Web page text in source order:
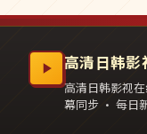
高清日韩影
高清日韩影视
幕同步 · 每日